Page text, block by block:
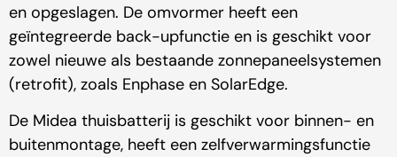
en opgeslagen. De omvormer heeft een
geïntegreerde back-upfunctie en is geschikt voor
zowel nieuwe als bestaande zonnepaneelsystemen
(retrofit), zoals Enphase en SolarEdge.
De Midea thuisbatterij is geschikt voor binnen- en
buitenmontage, heeft een zelfverwarmingsfunctie